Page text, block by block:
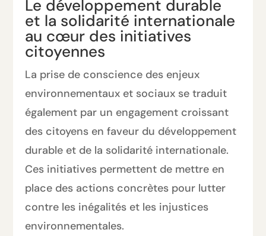
Le développement durable
et la solidarité internationale
au cœur des initiatives
citoyennes
La prise de conscience des enjeux
environnementaux et sociaux se traduit
également par un engagement croissant
des citoyens en faveur du développement
durable et de la solidarité internationale.
Ces initiatives permettent de mettre en
place des actions concrètes pour lutter
contre les inégalités et les injustices
environnementales.